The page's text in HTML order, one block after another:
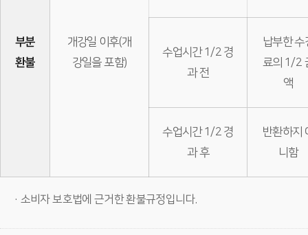
부분
환불
개강일 이후(개
강일을 포함)
수업시간 1/2 경
과 전
납부한 수
료의 1/2
액
수업시간 1/2 경
과 후
반환하지
니함
· 소비자 보호법에 근거한 환불규정입니다.